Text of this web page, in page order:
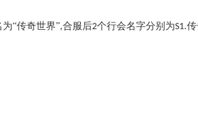
“传奇世界”,合服后2个行会名字分别为S1.